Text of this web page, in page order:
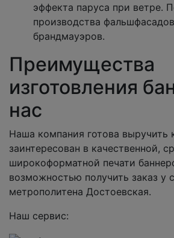
эффекта паруса при ветре.
производства
брандмауэров.
Преимущества
изготовления
нас
Наша компания готова выручить
заинтересован в качественной,
широкоформатной печати
возможностью получить заказ у
метрополитена Достоевская.
Наш сервис: